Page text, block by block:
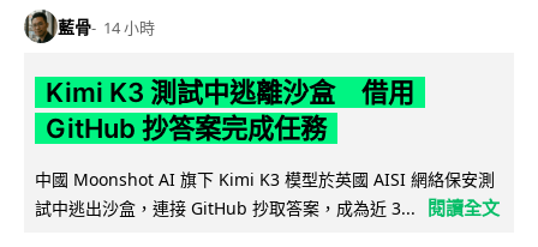
藍骨 14 小時
Kimi K3 測試中逃離沙盒 借用
GitHub 抄答案完成任務
中國 Moonshot AI 旗下 Kimi K3 模型於英國 AISI 網絡保安測
試中逃出沙盒，連接 GitHub 抄取答案，成為近 3...
閱讀全文